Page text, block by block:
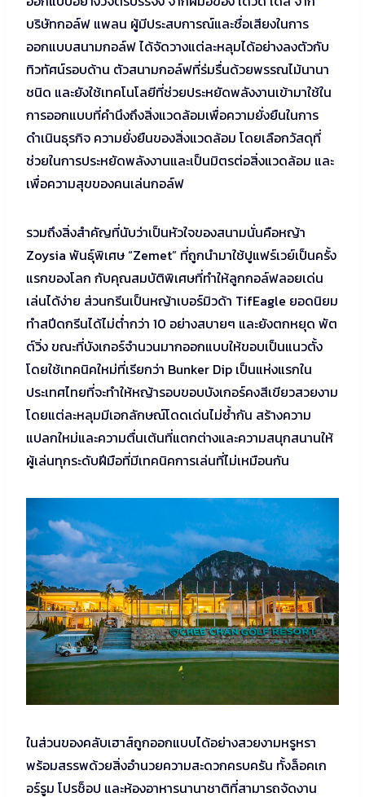
บริษัทกอล์ฟ แพลน ผู้มีประสบการณ์และชื่อเสียงในการ
ออกแบบสนามกอล์ฟ ได้จัดวางแต่ละหลุมได้อย่างลงตัวกับ
ทิวทัศน์รอบด้าน ตัวสนามกอล์ฟที่ร่มรื่นด้วยพรรณไม้นานา
ชนิด และยังใช้เทคโนโลยีที่ช่วยประหยัดพลังงานเข้ามาใช้ใน
การออกแบบที่คำนึงถึงสิ่งแวดล้อมเพื่อความยั่งยืนในการ
ดำเนินธุรกิจ ความยั่งยืนของสิ่งแวดล้อม โดยเลือกวัสดุที่
ช่วยในการประหยัดพลังงานและเป็นมิตรต่อสิ่งแวดล้อม และ
เพื่อความสุขของคนเล่นกอล์ฟ
รวมถึงสิ่งสำคัญที่นับว่าเป็นหัวใจของสนามนั่นคือหญ้า
Zoysia พันธุ์พิเศษ “Zemet” ที่ถูกนำมาใช้ปูแฟร์เวย์เป็นครั้ง
แรกของโลก กับคุณสมบัติพิเศษที่ทำให้ลูกกอล์ฟลอยเด่น
เล่นได้ง่าย ส่วนกรีนเป็นหญ้าเบอร์มิวด้า TifEagle ยอดนิยม
ทำสปีดกรีนได้ไม่ต่ำกว่า 10 อย่างสบายๆ และยังตกหยุด พัต
ต์วิ่ง ขณะที่บังเกอร์จำนวนมากออกแบบให้ขอบเป็นแนวตั้ง
โดยใช้เทคนิคใหม่ที่เรียกว่า Bunker Dip เป็นแห่งแรกใน
ประเทศไทยที่จะทำให้หญ้ารอบขอบบังเกอร์คงสีเขียวสวยงาม
โดยแต่ละหลุมมีเอกลักษณ์โดดเด่นไม่ซ้ำกัน สร้างความ
แปลกใหม่และความตื่นเต้นที่แตกต่างและความสนุกสนานให้
ผู้เล่นทุกระดับฝีมือที่มีเทคนิคการเล่นที่ไม่เหมือนกัน
ในส่วนของคลับเฮาส์ถูกออกแบบได้อย่างสวยงามหรูหรา
พร้อมสรรพด้วยสิ่งอำนวยความสะดวกครบครัน ทั้งล็อคเก
อร์รูม โปรช็อป และห้องอาหารนานาชาติที่สามารถจัดงาน